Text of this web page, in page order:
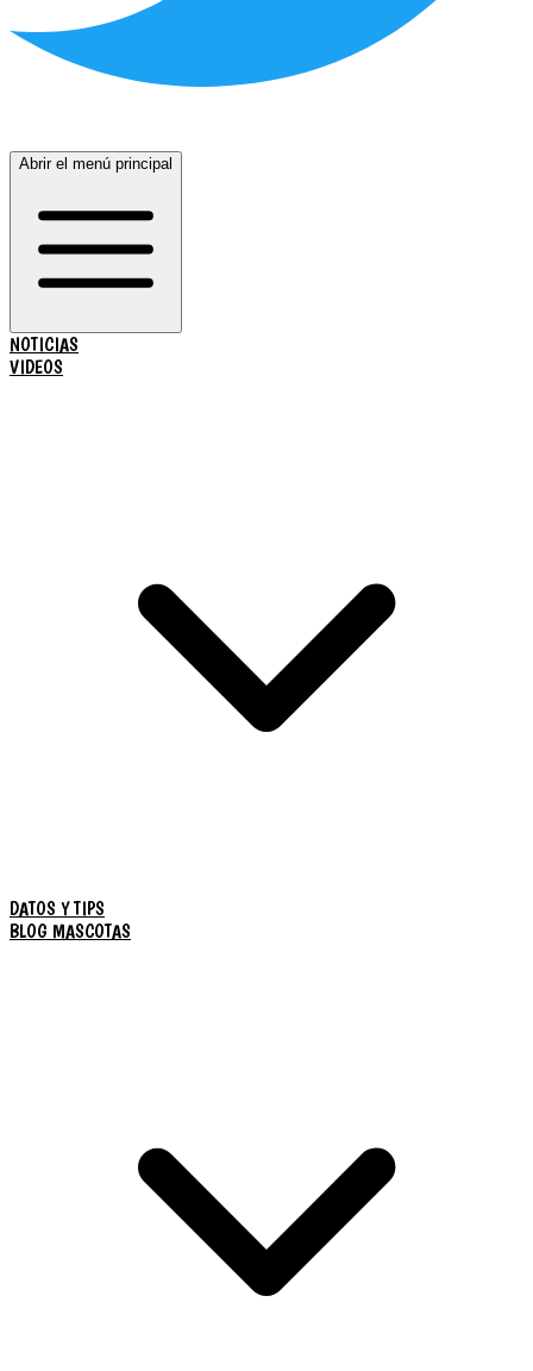
Abrir el menú principal
NOTICIAS
VIDEOS
DATOS Y TIPS
BLOG MASCOTAS